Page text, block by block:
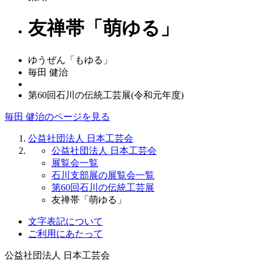
友禅帯「萌ゆる」
ゆうぜん「もゆる」
毎田 健治
第60回石川の伝統工芸展(令和元年度)
毎田 健治のページを見る
公益社団法人 日本工芸会
公益社団法人 日本工芸会
展覧会一覧
石川支部展の展覧会一覧
第60回石川の伝統工芸展
友禅帯「萌ゆる」
文字表記について
ご利用にあたって
公益社団法人 日本工芸会